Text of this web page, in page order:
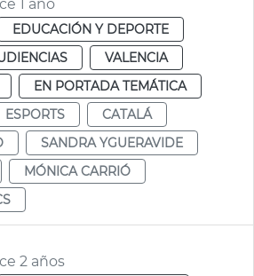
1 año
EDUCACIÓN Y DEPORTE
VALENCIA
EN PORTADA TEMÁTICA
ESPORTS
CATALÁ
SANDRA YGUERAVIDE
MÓNICA CARRIÓ
2 años